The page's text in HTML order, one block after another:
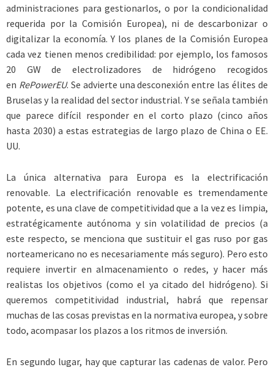
administraciones para gestionarlos, o por la condicionalidad
requerida por la Comisión Europea), ni de descarbonizar o
digitalizar la economía. Y los planes de la Comisión Europea
cada vez tienen menos credibilidad: por ejemplo, los famosos
20 GW de electrolizadores de hidrógeno recogidos
en RePowerEU. Se advierte una desconexión entre las élites de
Bruselas y la realidad del sector industrial. Y se señala también
que parece difícil responder en el corto plazo (cinco años
hasta 2030) a estas estrategias de largo plazo de China o EE.
UU.
La única alternativa para Europa es la electrificación
renovable. La electrificación renovable es tremendamente
potente, es una clave de competitividad que a la vez es limpia,
estratégicamente autónoma y sin volatilidad de precios (a
este respecto, se menciona que sustituir el gas ruso por gas
norteamericano no es necesariamente más seguro). Pero esto
requiere invertir en almacenamiento o redes, y hacer más
realistas los objetivos (como el ya citado del hidrógeno). Si
queremos competitividad industrial, habrá que repensar
muchas de las cosas previstas en la normativa europea, y sobre
todo, acompasar los plazos a los ritmos de inversión.
En segundo lugar, hay que capturar las cadenas de valor. Pero